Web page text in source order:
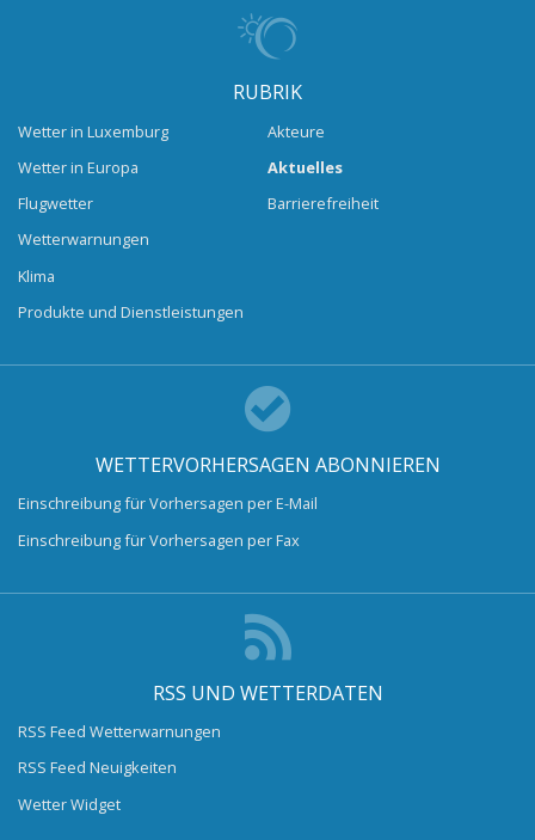
RUBRIK
Wetter in Luxemburg
Wetter in Europa
Flugwetter
Wetterwarnungen
Klima
Produkte und Dienstleistungen
Akteure
Aktuelles
Barrierefreiheit
WETTERVORHERSAGEN ABONNIEREN
Einschreibung für Vorhersagen per E-Mail
Einschreibung für Vorhersagen per Fax
RSS UND WETTERDATEN
RSS Feed Wetterwarnungen
RSS Feed Neuigkeiten
Wetter Widget